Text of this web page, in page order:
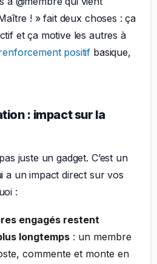
! » fait deux choses : ça
et ça motive les autres à
positif basique,
: impact sur la
juste un gadget. C’est un
a un impact direct sur vos
:
engagés restent
longtemps: un membre
commente et monte en